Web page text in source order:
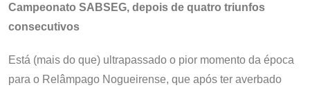
Campeonato SABSEG, depois de quatro triunfos
consecutivos
Está (mais do que) ultrapassado o pior momento da época
para o Relâmpago Nogueirense, que após ter averbado